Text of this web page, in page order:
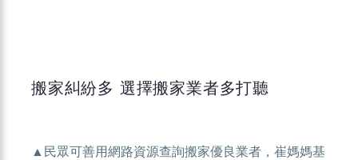
搬家糾紛多 選擇搬家業者多打聽
▲民眾可善用網路資源查詢搬家優良業者，崔媽媽基